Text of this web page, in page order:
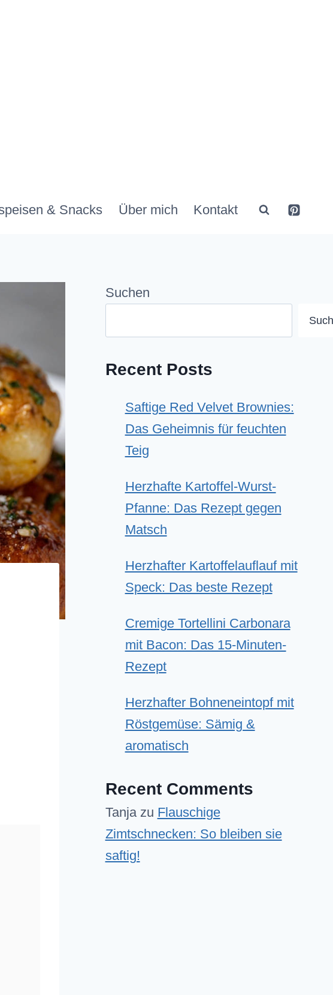
& Snacks Über mich Kontakt
Suchen
Recent Posts
Saftige Red Velvet Brownies:
Das Geheimnis für feuchten
Teig
Herzhafte Kartoffel-Wurst-
Pfanne: Das Rezept gegen
Matsch
Herzhafter Kartoffelauflauf mit
Speck: Das beste Rezept
Cremige Tortellini Carbonara
mit Bacon: Das 15-Minuten-
Rezept
Herzhafter Bohneneintopf mit
Röstgemüse: Sämig &
aromatisch
Recent Comments
Tanjazu Flauschige
Zimtschnecken: So bleiben sie
saftig!